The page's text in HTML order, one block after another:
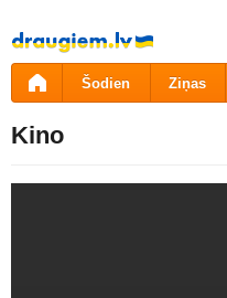
Pāriet
uz
saturu
Šodien Ziņas
Kino